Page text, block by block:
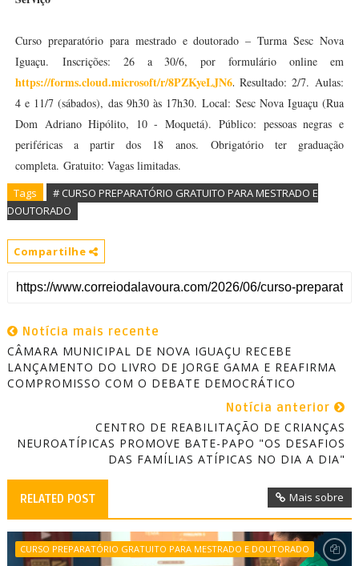
Curso preparatório para mestrado e doutorado – Turma Sesc Nova
Iguaçu. Inscrições: 26 a 30/6, por formulário online em
https://forms.cloud.microsoft/r/8PZKyeLJN6. Resultado: 2/7.Aulas:
4 e 11/7 (sábados), das 9h30 às 17h30.Local: Sesc Nova Iguaçu (Rua
Dom Adriano Hipólito, 10 - Moquetá).Público: pessoas negras e
periféricas a partir dos 18 anos. Obrigatório ter graduação
completa. Gratuito: Vagas limitadas.
Tags
# CURSO PREPARATÓRIO GRATUITO PARA MESTRADO E
DOUTORADO
Compartilhe
Notícia mais recente
CÂMARA MUNICIPAL DE NOVA IGUAÇU RECEBE
LANÇAMENTO DO LIVRO DE JORGE GAMA E REAFIRMA
COMPROMISSO COM O DEBATE DEMOCRÁTICO
Notícia anterior
CENTRO DE REABILITAÇÃO DE CRIANÇAS
NEUROATÍPICAS PROMOVE BATE-PAPO "OS DESAFIOS
DAS FAMÍLIAS ATÍPICAS NO DIA A DIA"
RELATED POST Mais sobre
CURSO PREPARATÓRIO GRATUITO PARA MESTRADO E DOUTORADO